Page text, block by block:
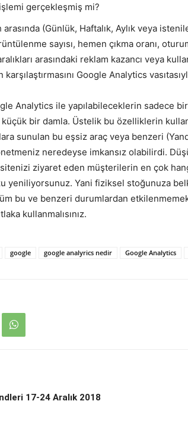
gerçekleşmiş mi?
(Günlük, Haftalık, Aylık veya
sayısı, hemen çıkma oranı,
arasındaki reklam kazancı veya
Google Analytics
Analytics ile yapılabileceklerin sadece bir
bir damla. Üstelik bu özelliklerin
sunulan bu eşsiz araç veya benzeri
neredeyse imkansız olabilirdi.
ziyaret eden müşterilerin en çok
yeniliyorsunuz. Yani fiziksel stoğunuza
bu ve benzeri durumlardan
kullanmalısınız.
google google analyrics nedir Google Analytics
17-24 Aralık 2018